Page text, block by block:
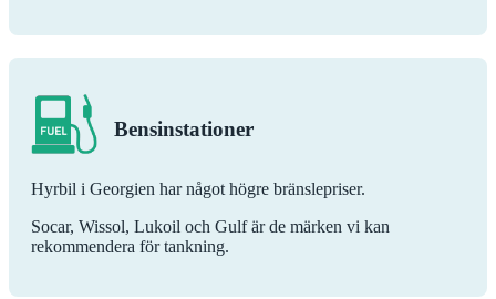
Bensinstationer
Hyrbil i Georgien har något högre bränslepriser.
Socar, Wissol, Lukoil och Gulf är de märken vi kan
rekommendera för tankning.